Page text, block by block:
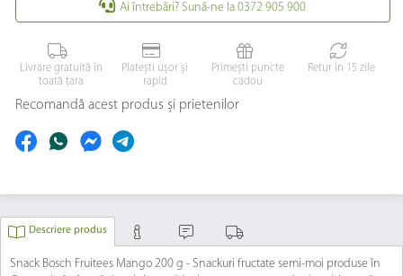
Ai întrebări? Sună-ne la 0372 905 900
Livrare gratuită în
toată țara
Platești ușor și
rapid
Primești puncte
cadou
Retur în 15 zile
Recomandă acest produs și prietenilor
Descriere produs
Snack Bosch Fruitees Mango 200 g - Snackuri fructate semi-moi produse în